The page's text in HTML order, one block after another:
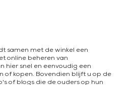
samen met de winkel een
online beheren van
hier snel en eenvoudig een
of kopen. Bovendien blijft u op de
of blogs die de ouders op hun